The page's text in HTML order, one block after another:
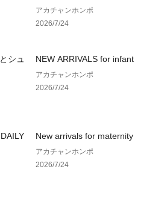
　肩幅36.3　袖丈24
　肩幅37.3　袖丈25
アカチャンホンポ
2026/7/24
シュ
NEW ARRIVALS for infant
アカチャンホンポ
2026/7/24
New arrivals for maternity
アカチャンホンポ
2026/7/24